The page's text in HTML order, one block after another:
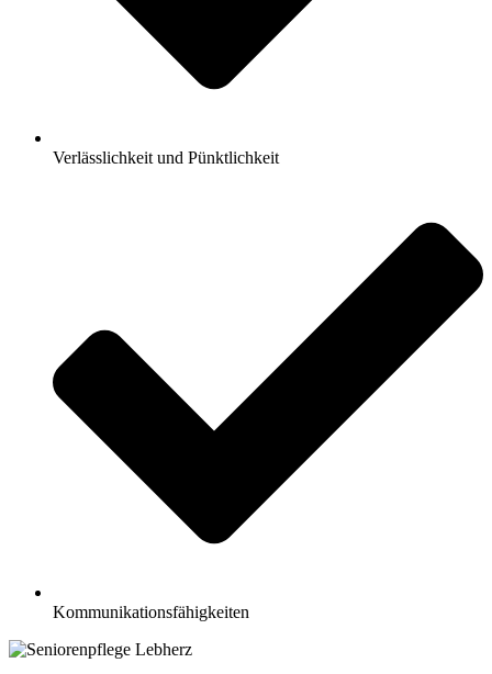
Verlässlichkeit und Pünktlichkeit
Kommunikationsfähigkeiten